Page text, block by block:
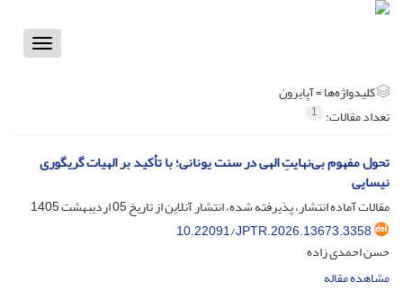
Toggle
کلیدواژه‌ها =آپایرون
تعداد مقالات: 1
تحول مفهوم بی‌نهایتِ الهی در سنت یونانی؛ با تأکید بر الهیات گریگوری
نیسایی
مقالات آماده انتشار، پذیرفته شده، انتشار آنلاین از تاریخ05 اردیبهشت 1405
10.22091/JPTR.2026.13673.3358
حسن احمدی زاده
مشاهده مقاله